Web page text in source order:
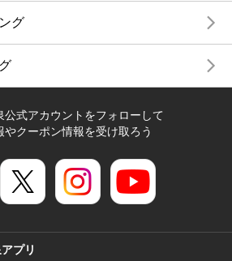
グ
公式アカウントをフォローして
やクーポン情報を受け取ろう
プリ